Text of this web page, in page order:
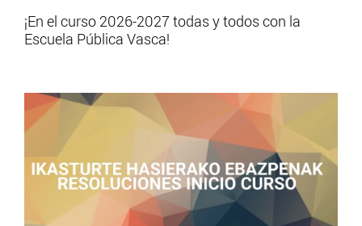
¡En el curso 2026-2027 todas y todos con la
Escuela Pública Vasca!